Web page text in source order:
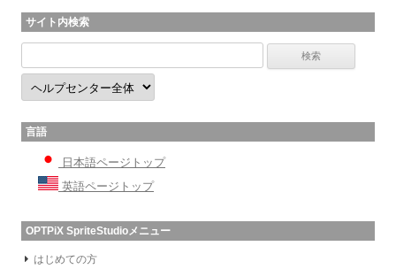
サイト内検索
言語
日本語ページトップ
英語ページトップ
OPTPiX SpriteStudioメニュー
はじめての方